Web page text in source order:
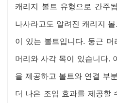
캐리지 볼트 유형으로 간주
나사라고도 알려진 캐리지
이 있는 볼트입니다. 둥근
머리와 사각 목이 있습니다.
을 제공하고 볼트와 연결 부
더 나은 조임 효과를 제공할